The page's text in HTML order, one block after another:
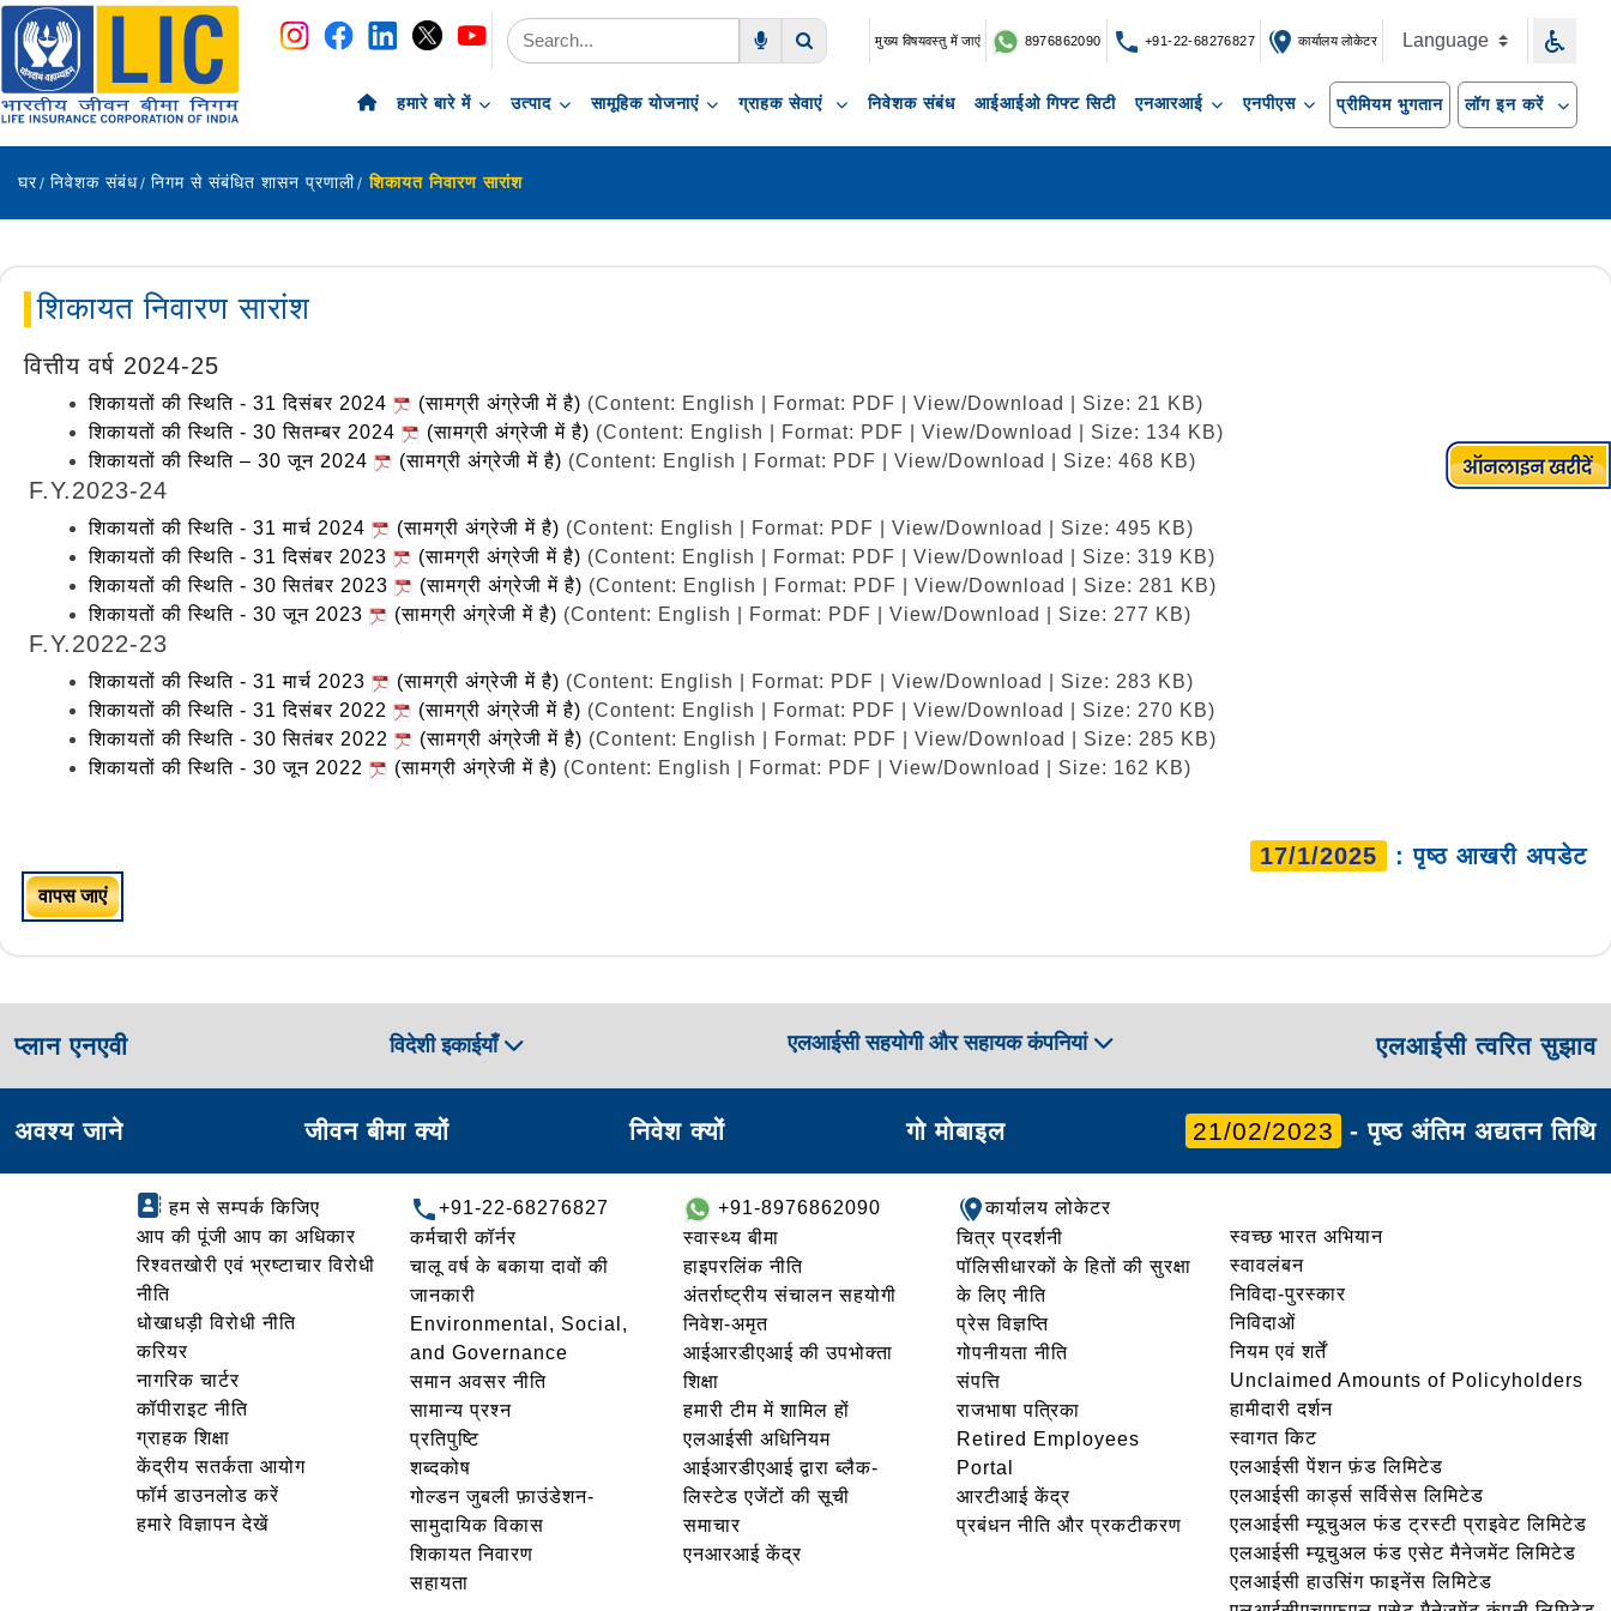
नेविगेशन
सामग्री पर छोड़ें
मुख्य विषयवस्तु में जाएं 8976862090 +91-22-68276827 कार्यालय लोकेटर
हमारे बारे में उत्पाद सामूहिक योजनाएं ग्राहक सेवाएं निवेशक संबंध आईआईओ गिफ्ट सिटी एनआरआई एनपीएस प्रीमियम भुगतान लॉग इन करें
घर निवेशक संबंध निगम से संबंधित शासन प्रणाली शिकायत निवारण सारांश
शिकायत निवारण सारांश
वित्तीय वर्ष 2024-25
शिकायतों की स्थिति - 31 दिसंबर 2024 (सामग्री अंग्रेजी में है) (Content: English | Format: PDF | View/Download | Size: 21 KB)
शिकायतों की स्थिति - 30 सितम्बर 2024
(सामग्री अंग्रेजी में है) (Content: English | Format: PDF | View/Download | Size: 134 KB)
शिकायतों की स्थिति – 30 जून 2024
(सामग्री अंग्रेजी में है) (Content: English | Format: PDF | View/Download | Size: 468 KB)
F.Y.2023-24
शिकायतों की स्थिति - 31 मार्च 2024 (सामग्री अंग्रेजी में है) (Content: English | Format: PDF | View/Download | Size: 495 KB)
शिकायतों की स्थिति - 31 दिसंबर 2023
(सामग्री अंग्रेजी में है) (Content: English | Format: PDF | View/Download | Size: 319 KB)
शिकायतों की स्थिति - 30 सितंबर 2023
(सामग्री अंग्रेजी में है) (Content: English | Format: PDF | View/Download | Size: 281 KB)
शिकायतों की स्थिति - 30 जून 2023
(सामग्री अंग्रेजी में है) (Content: English | Format: PDF | View/Download | Size: 277 KB)
F.Y.2022-23
शिकायतों की स्थिति - 31 मार्च 2023 (सामग्री अंग्रेजी में है) (Content: English | Format: PDF | View/Download | Size: 283 KB)
शिकायतों की स्थिति - 31 दिसंबर 2022
(सामग्री अंग्रेजी में है) (Content: English | Format: PDF | View/Download | Size: 270 KB)
शिकायतों की स्थिति - 30 सितंबर 2022
(सामग्री अंग्रेजी में है) (Content: English | Format: PDF | View/Download | Size: 285 KB)
शिकायतों की स्थिति - 30 जून 2022
(सामग्री अंग्रेजी में है) (Content: English | Format: PDF | View/Download | Size: 162 KB)
17/1/2025 : पृष्ठ आखरी अपडेट
वापस जाएं
प्लान एनएवी विदेशी इकाईयाँ एलआईसी सहयोगी और सहायक कंपनियां एलआईसी त्वरित सुझाव
अवश्य जाने जीवन बीमा क्यों निवेश क्यों गो मोबाइल 21/02/2023 - पृष्ठ अंतिम अद्यतन तिथि
हम से सम्पर्क किजिए
आप की पूंजी आप का अधिकार
रिश्वतखोरी एवं भ्रष्टाचार विरोधी
नीति
धोखाधड़ी विरोधी नीति
करियर
नागरिक चार्टर
कॉपीराइट नीति
ग्राहक शिक्षा
केंद्रीय सतर्कता आयोग
फॉर्म डाउनलोड करें
हमारे विज्ञापन देखें
+91-22-68276827
कर्मचारी कॉर्नर
चालू वर्ष के बकाया दावों की
जानकारी
Environmental, Social,
and Governance
समान अवसर नीति
सामान्य प्रश्न
प्रतिपुष्टि
शब्दकोष
गोल्‍डन जुबली फ़ाउंडेशन-
सामुदायिक विकास
शिकायत निवारण
सहायता
+91-8976862090
स्वास्थ्य बीमा
हाइपरलिंक नीति
अंतर्राष्ट्रीय संचालन सहयोगी
निवेश-अमृत
आईआरडीएआई की उपभोक्ता
शिक्षा
हमारी टीम में शामिल हों
एलआईसी अधिनियम
आईआरडीएआई द्वारा ब्लैक-
लिस्टेड एजेंटों की सूची
समाचार
एनआरआई केंद्र
कार्यालय लोकेटर
चित्र प्रदर्शनी
पॉलिसीधारकों के हितों की सुरक्षा
के लिए नीति
प्रेस विज्ञप्ति
गोपनीयता नीति
संपत्ति
राजभाषा पत्रिका
Retired Employees
Portal
आरटीआई केंद्र
प्रबंधन नीति और प्रकटीकरण
स्वच्छ भारत अभियान
स्वावलंबन
निविदा-पुरस्कार
निविदाओं
नियम एवं शर्तें
Unclaimed Amounts of Policyholders
हामीदारी दर्शन
स्वागत किट
एलआईसी पेंशन फ़ंड लिमिटेड
एलआईसी कार्ड्स सर्विसेस लिमिटेड
एलआईसी म्यूचुअल फंड ट्रस्टी प्राइवेट लिमिटेड
एलआईसी म्यूचुअल फंड एसेट मैनेजमेंट लिमिटेड
एलआईसी हाउसिंग फाइनेंस लिमिटेड